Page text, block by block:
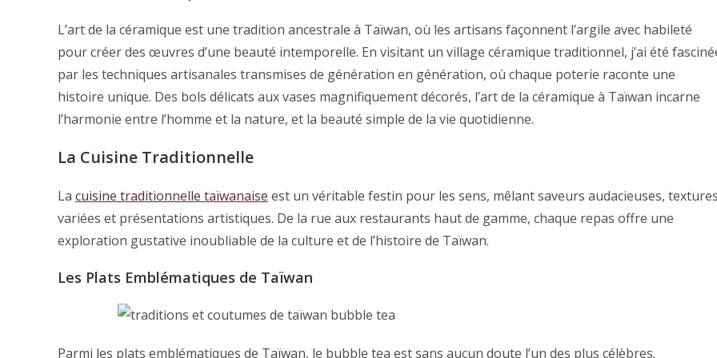
L’art de la céramique est une tradition ancestrale à Taïwan, où les artisans façonnent l’argile avec habileté
pour créer des œuvres d’une beauté intemporelle. En visitant un village céramique traditionnel, j’ai été
par les techniques artisanales transmises de génération en génération, où chaque poterie raconte une
histoire unique. Des bols délicats aux vases magnifiquement décorés, l’art de la céramique à Taïwan incarne
l’harmonie entre l’homme et la nature, et la beauté simple de la vie quotidienne.
La Cuisine Traditionnelle
La cuisine traditionnelle taïwanaise est un véritable festin pour les sens, mêlant saveurs audacieuses,
variées et présentations artistiques. De la rue aux restaurants haut de gamme, chaque repas offre une
exploration gustative inoubliable de la culture et de l’histoire de Taïwan.
Les Plats Emblématiques de Taïwan
Parmi les plats emblématiques de Taïwan, le bubble tea est sans aucun doute l’un des plus célèbres.